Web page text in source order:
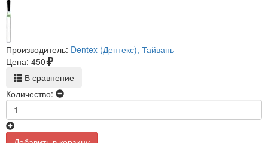
Производитель: Dentex (Дентекс), Тайвань
Цена: 450
В сравнение
Количество: